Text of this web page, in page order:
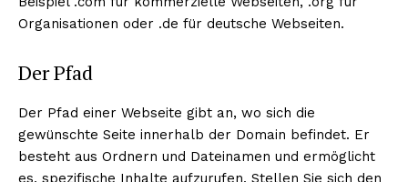
Organisationen oder .de für deutsche Webseiten.
Der Pfad
Der Pfad einer Webseite gibt an, wo sich die
gewünschte Seite innerhalb der Domain befindet. Er
besteht aus Ordnern und Dateinamen und ermöglicht
es, spezifische Inhalte aufzurufen. Stellen Sie sich den